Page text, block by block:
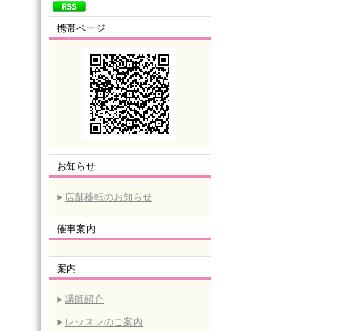
携帯ページ
お知らせ
店舗移転のお知らせ
催事案内
案内
講師紹介
レッスンのご案内